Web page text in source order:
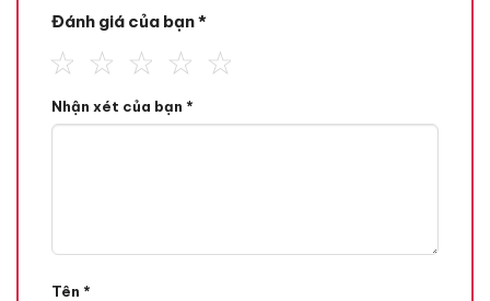
Đánh giá của bạn*
Nhận xét của bạn *
Tên *